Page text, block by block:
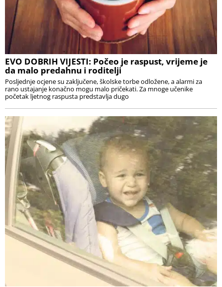
EVO DOBRIH VIJESTI: Počeo je raspust, vrijeme je
da malo predahnu i roditelji
Posljednje ocjene su zaključene, školske torbe odložene, a alarmi za
rano ustajanje konačno mogu malo pričekati. Za mnoge učenike
početak ljetnog raspusta predstavlja dugo